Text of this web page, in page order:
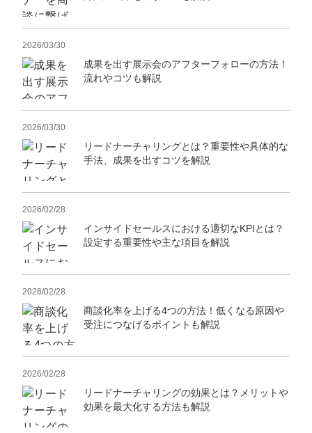
2026/03/30
成果を出す展示会のアフターフォローの方法！
流れやコツも解説
2026/03/30
リードナーチャリングとは？重要性や具体的な
手法、成果を出すコツを解説
2026/02/28
インサイドセールスにおける適切なKPIとは？
設定する重要性や主な項目を解説
2026/02/28
商談化率を上げる4つの方法！低くなる原因や
受注につなげるポイントも解説
2026/02/28
リードナーチャリングの効果とは？メリットや
効果を最大化する方法も解説